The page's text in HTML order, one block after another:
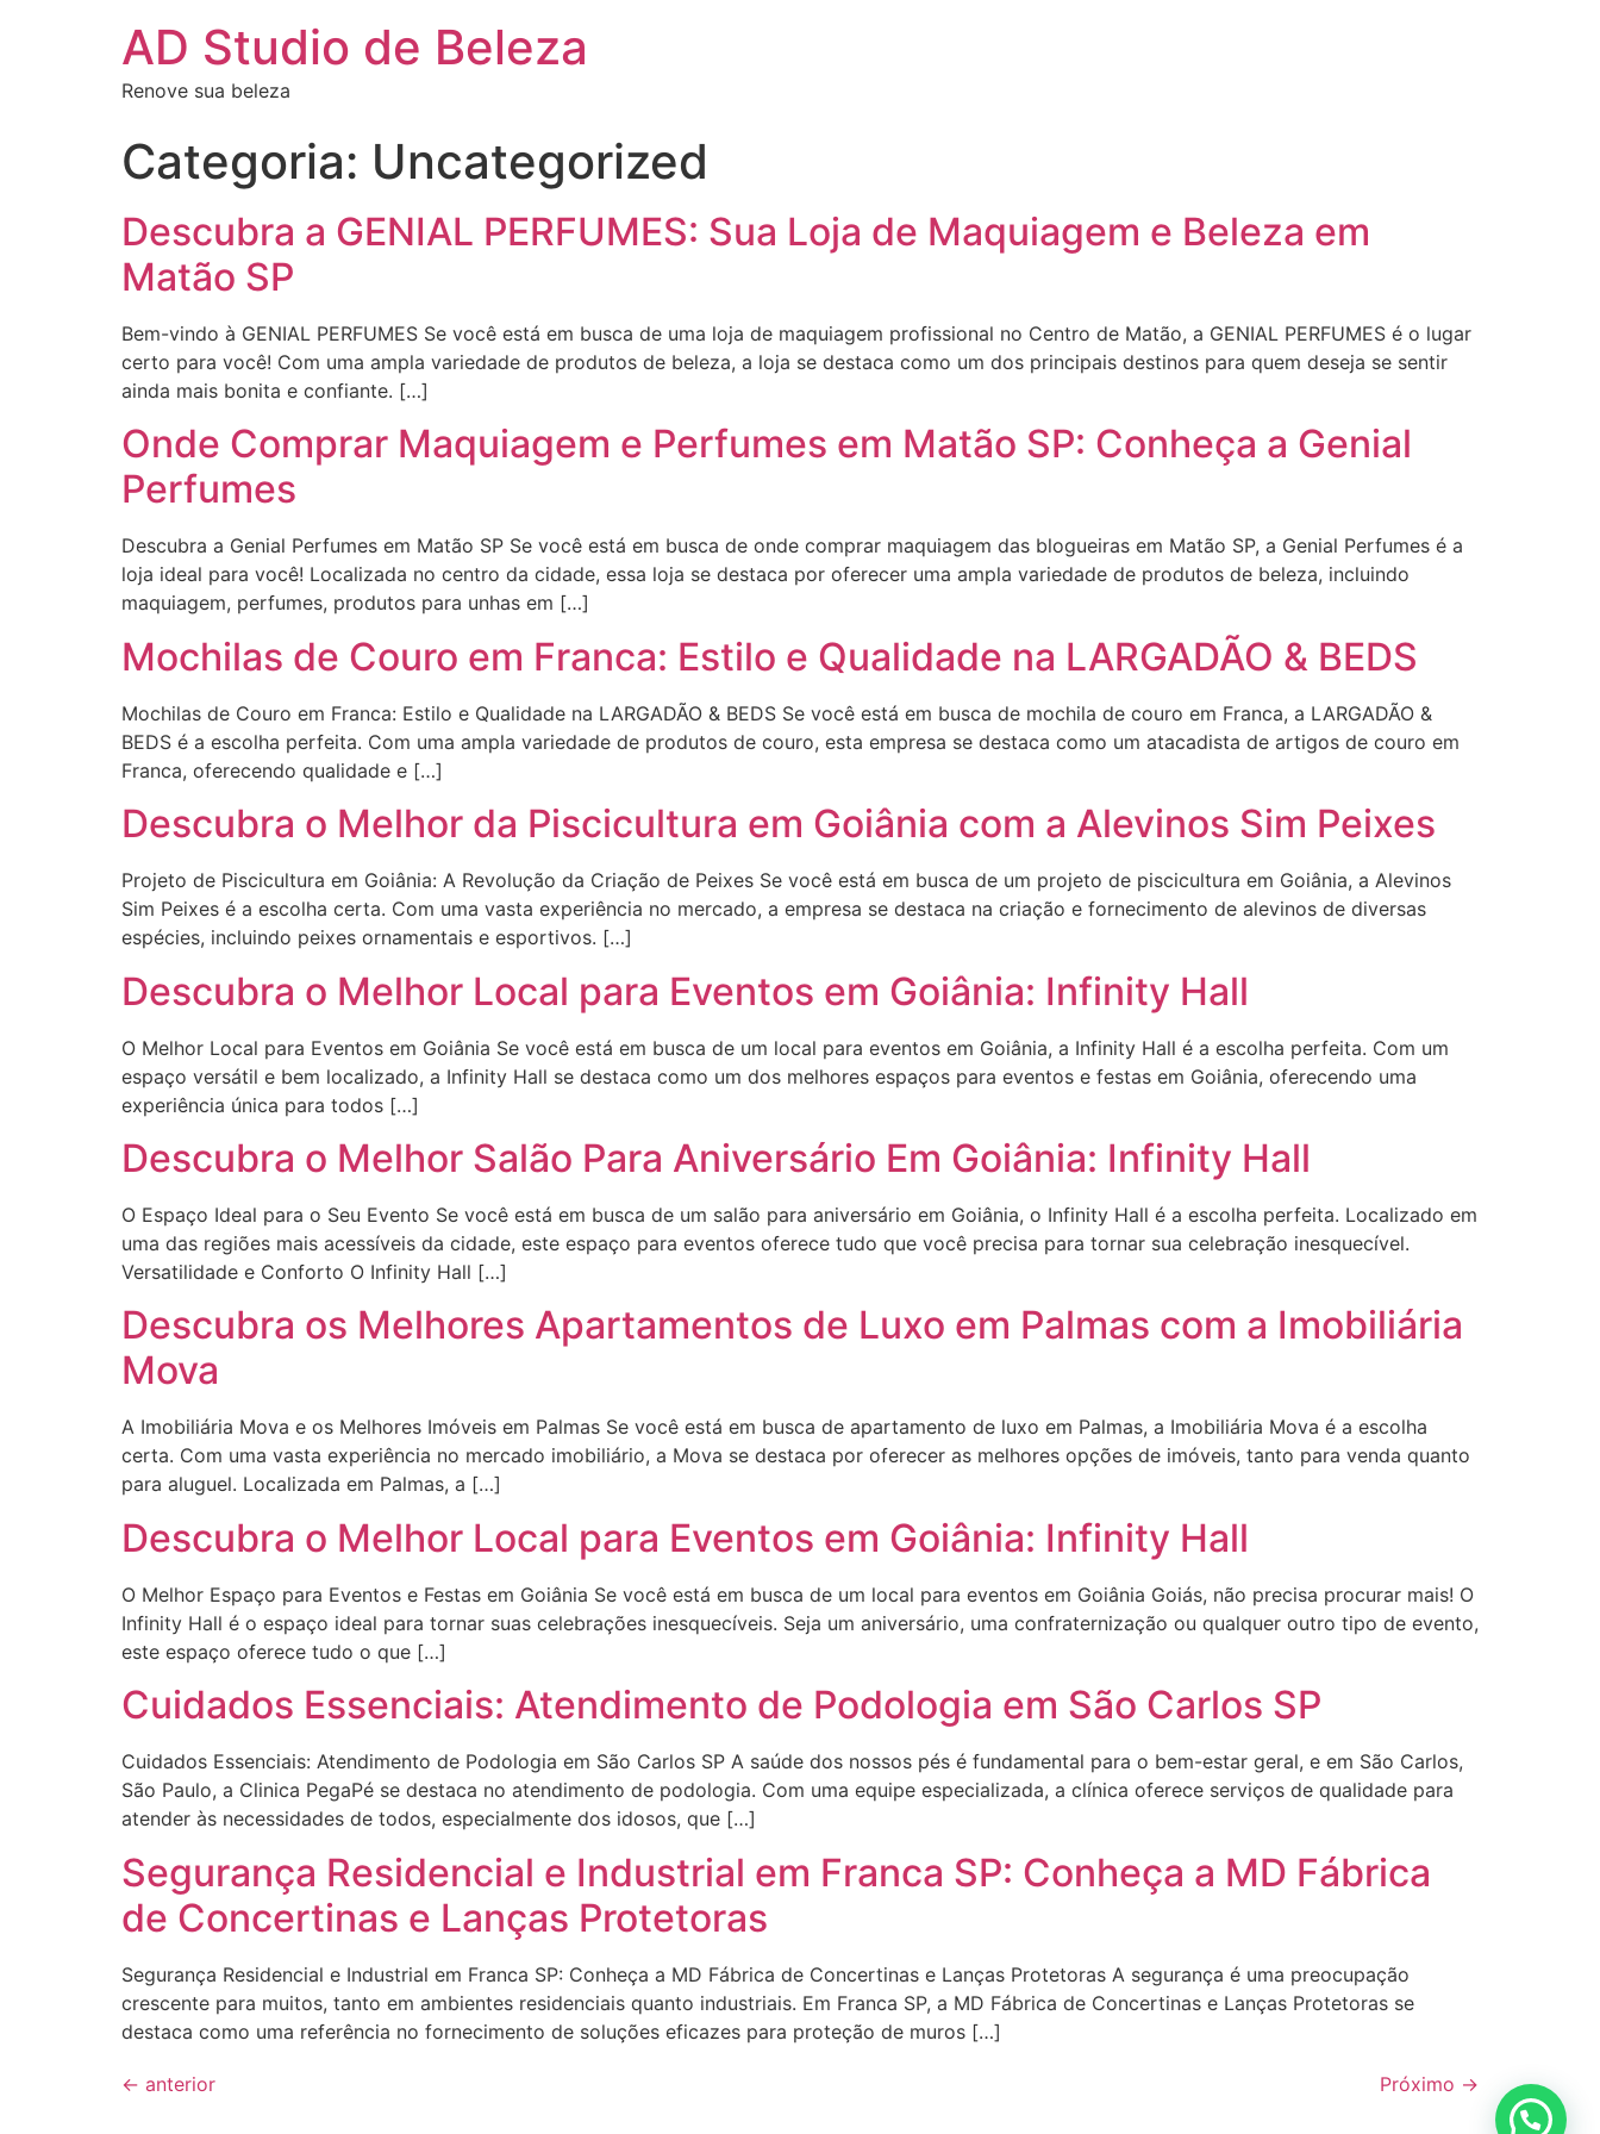
AD Studio de Beleza
Renove sua beleza
Categoria: Uncategorized
Descubra a GENIAL PERFUMES: Sua Loja de Maquiagem e Beleza em
Matão SP
Bem-vindo à GENIAL PERFUMES Se você está em busca de uma loja de maquiagem profissional no Centro de Matão, a GENIAL PERFUMES é o lugar
certo para você! Com uma ampla variedade de produtos de beleza, a loja se destaca como um dos principais destinos para quem deseja se sentir
ainda mais bonita e confiante. […]
Onde Comprar Maquiagem e Perfumes em Matão SP: Conheça a Genial
Perfumes
Descubra a Genial Perfumes em Matão SP Se você está em busca de onde comprar maquiagem das blogueiras em Matão SP, a Genial Perfumes é a
loja ideal para você! Localizada no centro da cidade, essa loja se destaca por oferecer uma ampla variedade de produtos de beleza, incluindo
maquiagem, perfumes, produtos para unhas em […]
Mochilas de Couro em Franca: Estilo e Qualidade na LARGADÃO & BEDS
Mochilas de Couro em Franca: Estilo e Qualidade na LARGADÃO & BEDS Se você está em busca de mochila de couro em Franca, a LARGADÃO &
BEDS é a escolha perfeita. Com uma ampla variedade de produtos de couro, esta empresa se destaca como um atacadista de artigos de couro em
Franca, oferecendo qualidade e […]
Descubra o Melhor da Piscicultura em Goiânia com a Alevinos Sim Peixes
Projeto de Piscicultura em Goiânia: A Revolução da Criação de Peixes Se você está em busca de um projeto de piscicultura em Goiânia, a Alevinos
Sim Peixes é a escolha certa. Com uma vasta experiência no mercado, a empresa se destaca na criação e fornecimento de alevinos de diversas
espécies, incluindo peixes ornamentais e esportivos. […]
Descubra o Melhor Local para Eventos em Goiânia: Infinity Hall
O Melhor Local para Eventos em Goiânia Se você está em busca de um local para eventos em Goiânia, a Infinity Hall é a escolha perfeita. Com um
espaço versátil e bem localizado, a Infinity Hall se destaca como um dos melhores espaços para eventos e festas em Goiânia, oferecendo uma
experiência única para todos […]
Descubra o Melhor Salão Para Aniversário Em Goiânia: Infinity Hall
O Espaço Ideal para o Seu Evento Se você está em busca de um salão para aniversário em Goiânia, o Infinity Hall é a escolha perfeita. Localizado em
uma das regiões mais acessíveis da cidade, este espaço para eventos oferece tudo que você precisa para tornar sua celebração inesquecível.
Versatilidade e Conforto O Infinity Hall […]
Descubra os Melhores Apartamentos de Luxo em Palmas com a Imobiliária
Mova
A Imobiliária Mova e os Melhores Imóveis em Palmas Se você está em busca de apartamento de luxo em Palmas, a Imobiliária Mova é a escolha
certa. Com uma vasta experiência no mercado imobiliário, a Mova se destaca por oferecer as melhores opções de imóveis, tanto para venda quanto
para aluguel. Localizada em Palmas, a […]
Descubra o Melhor Local para Eventos em Goiânia: Infinity Hall
O Melhor Espaço para Eventos e Festas em Goiânia Se você está em busca de um local para eventos em Goiânia Goiás, não precisa procurar mais! O
Infinity Hall é o espaço ideal para tornar suas celebrações inesquecíveis. Seja um aniversário, uma confraternização ou qualquer outro tipo de evento,
este espaço oferece tudo o que […]
Cuidados Essenciais: Atendimento de Podologia em São Carlos SP
Cuidados Essenciais: Atendimento de Podologia em São Carlos SP A saúde dos nossos pés é fundamental para o bem-estar geral, e em São Carlos,
São Paulo, a Clinica PegaPé se destaca no atendimento de podologia. Com uma equipe especializada, a clínica oferece serviços de qualidade para
atender às necessidades de todos, especialmente dos idosos, que […]
Segurança Residencial e Industrial em Franca SP: Conheça a MD Fábrica
de Concertinas e Lanças Protetoras
Segurança Residencial e Industrial em Franca SP: Conheça a MD Fábrica de Concertinas e Lanças Protetoras A segurança é uma preocupação
crescente para muitos, tanto em ambientes residenciais quanto industriais. Em Franca SP, a MD Fábrica de Concertinas e Lanças Protetoras se
destaca como uma referência no fornecimento de soluções eficazes para proteção de muros […]
← anterior Próximo →